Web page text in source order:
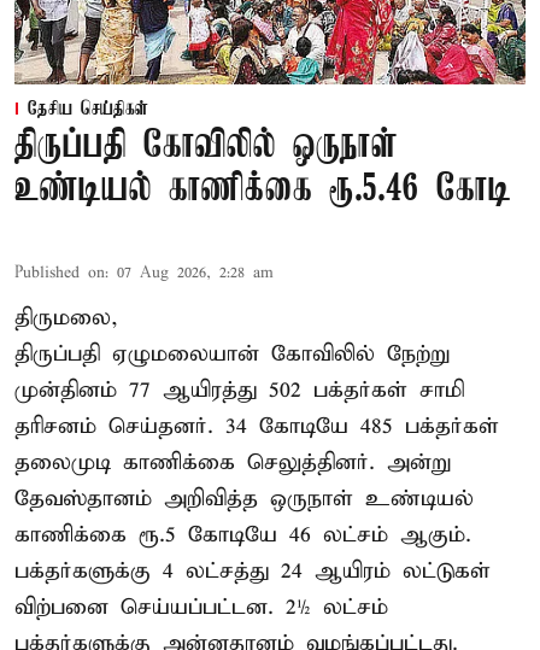
தேசிய செய்திகள்
திருப்பதி கோவிலில் ஒருநாள்
உண்டியல் காணிக்கை ரூ.5.46 கோடி
Published on: 07 Aug 2026, 2:28 am
திருமலை,
திருப்பதி ஏழுமலையான் கோவிலில் நேற்று
முன்தினம் 77 ஆயிரத்து 502 பக்தர்கள் சாமி
தரிசனம் செய்தனர். 34 கோடியே 485 பக்தர்கள்
தலைமுடி காணிக்கை செலுத்தினர். அன்று
தேவஸ்தானம் அறிவித்த ஒருநாள் உண்டியல்
காணிக்கை ரூ.5 கோடியே 46 லட்சம் ஆகும்.
பக்தர்களுக்கு 4 லட்சத்து 24 ஆயிரம் லட்டுகள்
விற்பனை செய்யப்பட்டன. 2½ லட்சம்
பக்தர்களுக்கு அன்னதானம் வழங்கப்பட்டது.